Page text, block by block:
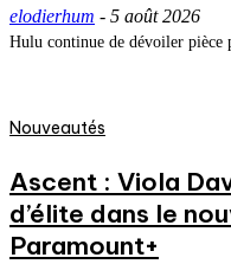
elodierhum - 5 août 2026
Hulu continue de dévoiler pièce
Nouveautés
Ascent : Viola
d’élite dans le
Paramount+